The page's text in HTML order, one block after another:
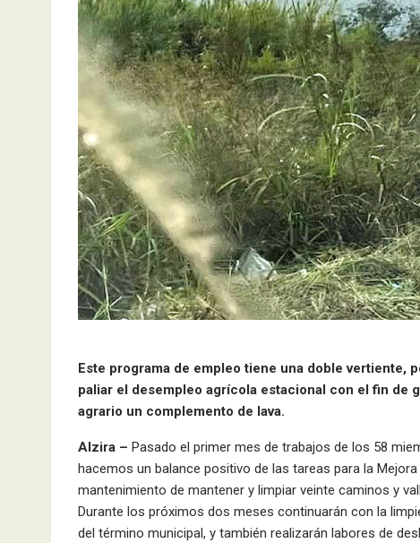
Este programa de empleo tiene una doble vertiente,
paliar el desempleo agrícola estacional con el fin de
agrario un complemento de lava.
Alzira – Pasado el primer mes de trabajos de los 58
hacemos un balance positivo de las tareas para la
mantenimiento de mantener y limpiar veinte caminos y
Durante los próximos dos meses continuarán con la
del término municipal, y también realizarán labores de